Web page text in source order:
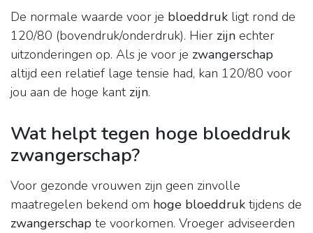
De normale waarde voor je bloeddruk ligt rond de
120/80 (bovendruk/onderdruk). Hier zijn echter
uitzonderingen op. Als je voor je zwangerschap
altijd een relatief lage tensie had, kan 120/80 voor
jou aan de hoge kant zijn.
Wat helpt tegen hoge bloeddruk
zwangerschap?
Voor gezonde vrouwen zijn geen zinvolle
maatregelen bekend om hoge bloeddruk tijdens de
zwangerschap te voorkomen. Vroeger adviseerden